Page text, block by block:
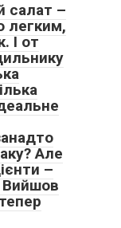
салат –
легким,
І от
Але
–
Вийшов